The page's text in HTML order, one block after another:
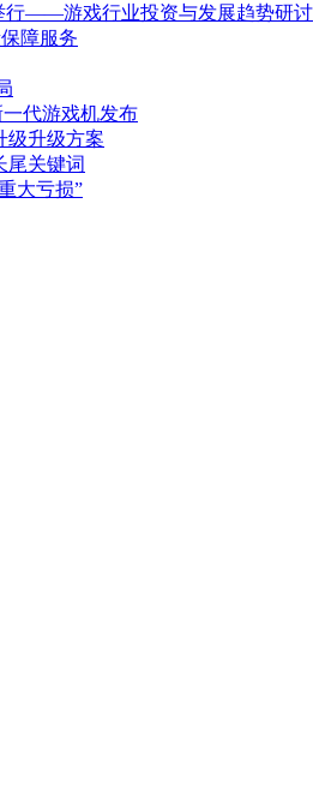
行——游戏行业投资与发展趋势研讨
障服务
一代游戏机发布
级升级方案
尾关键词
大亏损”